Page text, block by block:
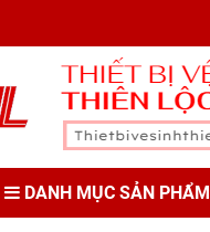
DANH MỤC SẢN PHẨM